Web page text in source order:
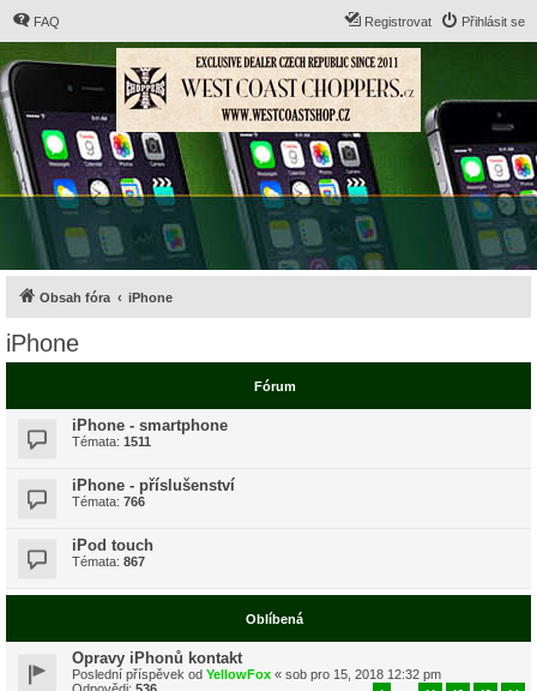
FAQ Přihlásit se
Registrovat
Obsah fóra iPhone
iPhone
Fórum
iPhone - smartphone
Témata: 1511
iPhone - příslušenství
Témata: 766
iPod touch
Témata: 867
Oblíbená
Opravy iPhonů kontakt
Poslední příspěvek od YellowFox « sob pro 15, 2018 12:32 pm